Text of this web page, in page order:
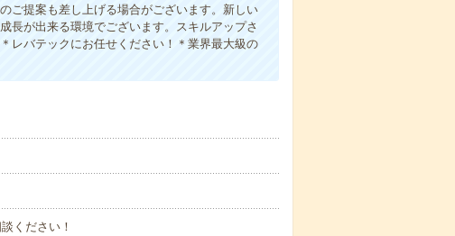
ご提案も差し上げる場合がございます。新しい
長が出来る環境でございます。スキルアップさ
レバテックにお任せください！＊業界最大級の
ください！